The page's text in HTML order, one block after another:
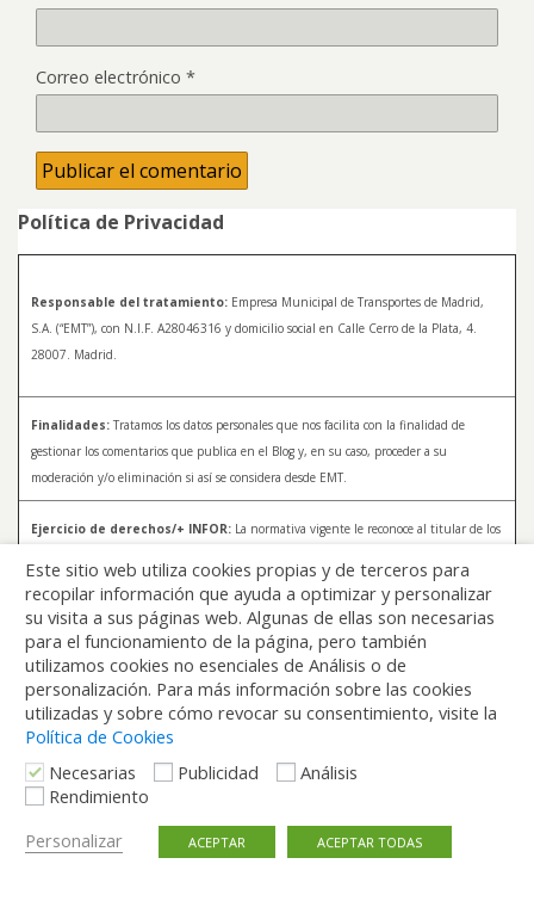
Correo electrónico *
Política de Privacidad
Responsable del tratamiento: Empresa Municipal de Transportes de Madrid,
S.A. (“EMT”), con N.I.F. A28046316 y domicilio social en Calle Cerro de la Plata, 4.
28007. Madrid.
Finalidades: Tratamos los datos personales que nos facilita con la finalidad de
gestionar los comentarios que publica en el Blog y, en su caso, proceder a su
moderación y/o eliminación si así se considera desde EMT.
Ejercicio de derechos/+ INFOR: La normativa vigente le reconoce al titular de los
rectificar y a solicitar la supresión de sus datos. Para más información sobre el
tratamiento de sus datos y la forma en que puede ejercer sus derechos, consulte la
Política de Privacidad de Blog EMT, disponible en:
blog.emtmadrid.es/politica-de-
privacidad
Móvil Escritorio
Este sitio web utiliza cookies propias y de terceros para
recopilar información que ayuda a optimizar y personalizar
su visita a sus páginas web. Algunas de ellas son necesarias
para el funcionamiento de la página, pero también
utilizamos cookies no esenciales de Análisis o de
personalización. Para más información sobre las cookies
utilizadas y sobre cómo revocar su consentimiento, visite la
Política de Cookies
Necesarias
Publicidad
Análisis
Rendimiento
Personalizar
ACEPTAR ACEPTAR TODAS